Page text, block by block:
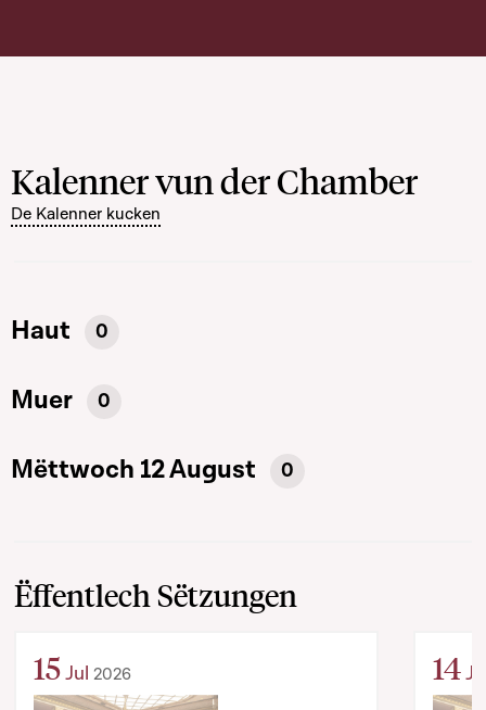
Kalenner vun der Chamber
De Kalenner kucken
Haut 0
Muer 0
Mëttwoch 12 August 0
Ëffentlech Sëtzungen
15Jul 2026 14